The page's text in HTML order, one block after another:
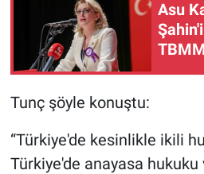
Asu
Tunç şöyle konuştu:
“Türkiye'de kesinlikle ikili
Türkiye'de anayasa